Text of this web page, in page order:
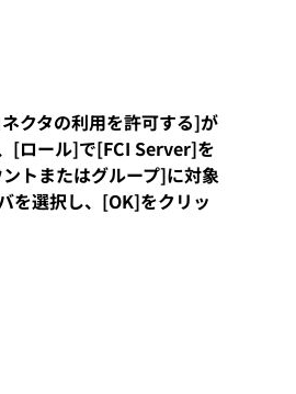
クタの利用を許可する]が
[ロール]で[FCI Server]を
トまたはグループ]に対象
を選択し、[OK]をクリッ